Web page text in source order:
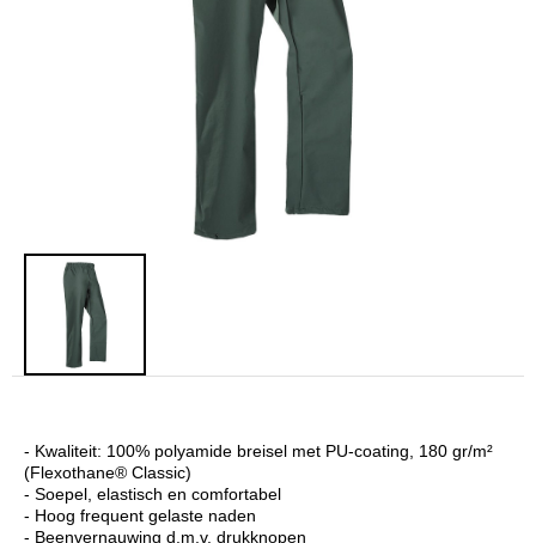
- Kwaliteit: 100% polyamide breisel met PU-coating, 180 gr/m²
(Flexothane® Classic)
- Soepel, elastisch en comfortabel
- Hoog frequent gelaste naden
- Beenvernauwing d.m.v. drukknopen